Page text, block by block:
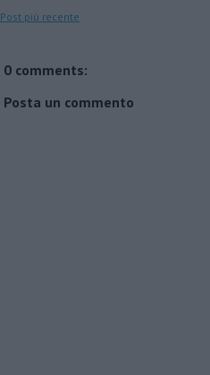
Post più recente
0 comments:
Posta un commento